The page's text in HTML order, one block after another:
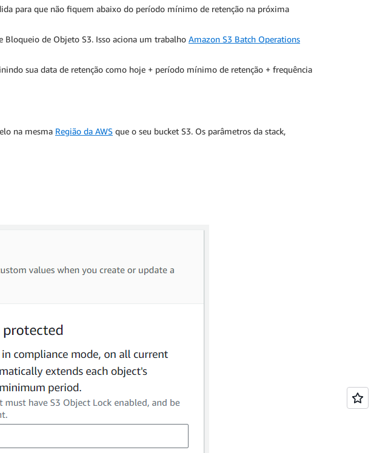
para que não fiquem abaixo do período mínimo de retenção na próxima
Bloqueio de Objeto S3. Isso aciona um trabalho Amazon S3 Batch Operations
sua data de retenção como hoje + período mínimo de retenção + frequência
na mesma Região da AWS que o seu bucket S3. Os parâmetros da stack,